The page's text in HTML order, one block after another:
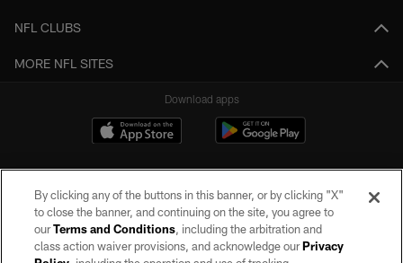
NFL CLUBS
MORE NFL SITES
Download apps
By clicking any of the buttons in this banner, or by clicking "X"
to close the banner, and continuing on the site, you agree to
ourTerms and Conditions, including the arbitration and
class action waiver provisions, and acknowledge ourPrivacy